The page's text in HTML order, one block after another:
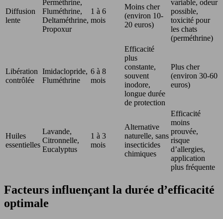
Diffusion
lente
Perméthrine,
Fluméthrine,
Deltaméthrine,
Propoxur
1 à 6
mois
Moins cher
(environ 10-
20 euros)
variable, odeur
possible,
toxicité pour
les chats
(perméthrine)
Libération
contrôlée
Imidaclopride,
Fluméthrine
6 à 8
mois
Efficacité
plus
constante,
souvent
inodore,
longue durée
de protection
Plus cher
(environ 30-60
euros)
Huiles
essentielles
Lavande,
Citronnelle,
Eucalyptus
1 à 3
mois
Alternative
naturelle, sans
insecticides
chimiques
Efficacité
moins
prouvée,
risque
d’allergies,
application
plus fréquente
Facteurs influençant la durée d’efficacité
optimale